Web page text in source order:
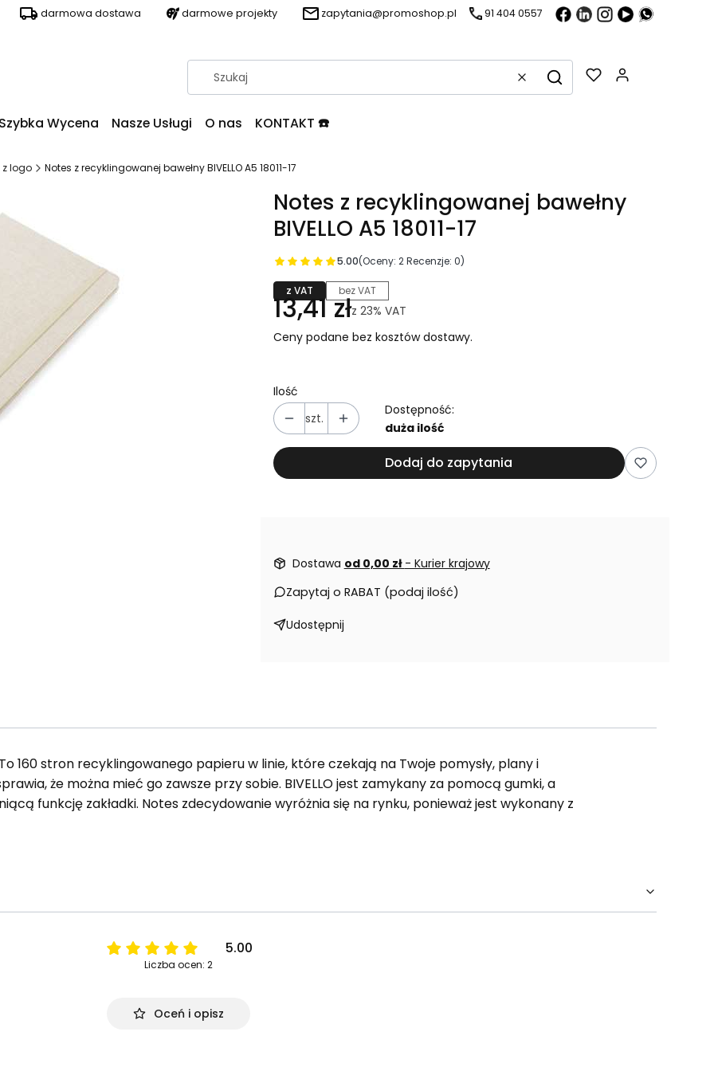
darmowa dostawa darmowe projekty zapytania@promoshop.pl 91 404 0557
WyczyśćSzukaj
Wycena Nasze Usługi O nas KONTAKT ☎️
z logo Notes z recyklingowanej bawełny BIVELLO A5 18011-17
Notes z recyklingowanej bawełny
BIVELLO A5 18011-17
5.00(Oceny: 2 Recenzje: 0)
z VAT bez VAT
13,41 złz 23% VAT
Ceny podane bez kosztów dostawy.
Ilość
szt.
Dostępność:
duża ilość
Dodaj do zapytania
Dostawa od 0,00 zł - Kurier krajowy
Zapytaj o RABAT (podaj ilość)
Udostępnij
To 160 stron recyklingowanego papieru w linie, które czekają na Twoje pomysły, plany i
że można mieć go zawsze przy sobie. BIVELLO jest zamykany za pomocą gumki, a
funkcję zakładki. Notes zdecydowanie wyróżnia się na rynku, ponieważ jest wykonany z
5.00
Liczba ocen: 2
Oceń i opisz